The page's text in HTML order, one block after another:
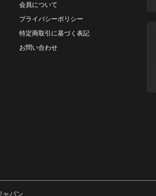
会員について
プライバシーポリシー
特定商取引に基づく表記
お問い合わせ
ャパン